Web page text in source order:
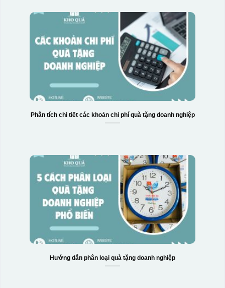
Phân tích chi tiết các khoản chi phí quà tặng doanh nghiệp
Hướng dẫn phân loại quà tặng doanh nghiệp